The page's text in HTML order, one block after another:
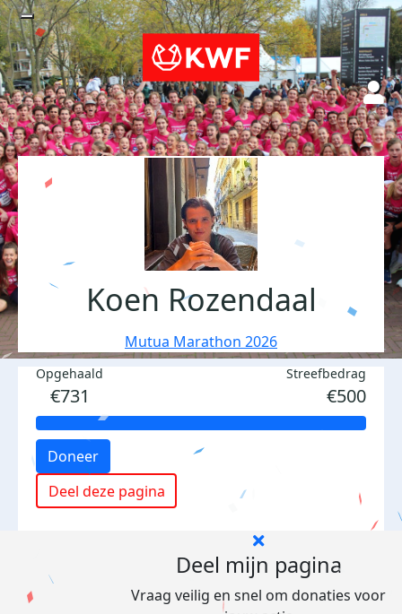
Koen Rozendaal
Mutua Marathon 2026
Opgehaald
€731
Streefbedrag
€500
Doneer
Deel deze pagina
Deel mijn pagina
Vraag veilig en snel om donaties voor